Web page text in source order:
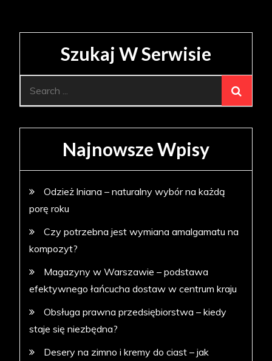
Szukaj W Serwisie
Najnowsze Wpisy
Odzież lniana – naturalny wybór na każdą
porę roku
Czy potrzebna jest wymiana amalgamatu na
kompozyt?
Magazyny w Warszawie – podstawa
efektywnego łańcucha dostaw w centrum kraju
Obsługa prawna przedsiębiorstwa – kiedy
staje się niezbędna?
Desery na zimno i kremy do ciast – jak